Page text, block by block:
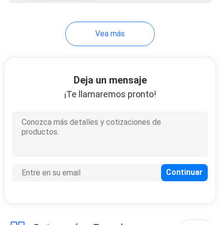
Vea más
Deja un mensaje
¡Te llamaremos pronto!